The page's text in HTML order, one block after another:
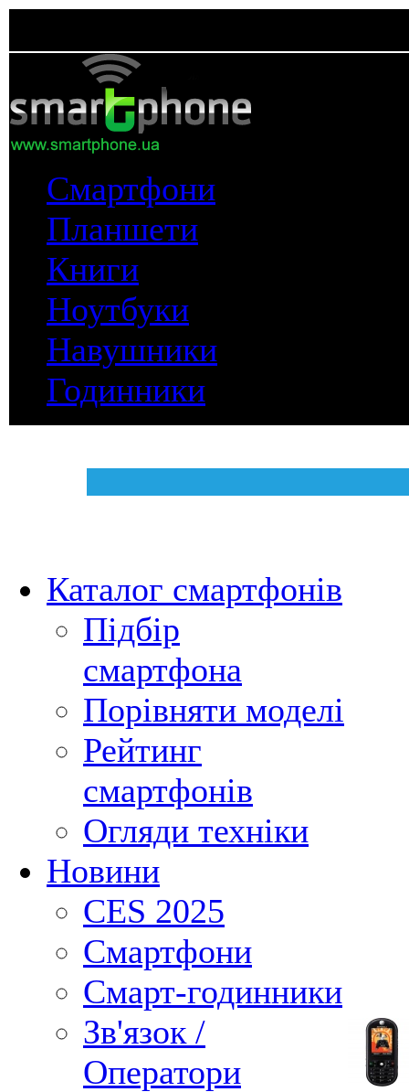
Смартфони
Планшети
Книги
Ноутбуки
Навушники
Годинники
Каталог смартфонів
Підбір
смартфона
Порівняти моделі
Рейтинг
смартфонів
Огляди техніки
Новини
CES 2025
Смартфони
Смарт-годинники
Зв'язок /
Оператори